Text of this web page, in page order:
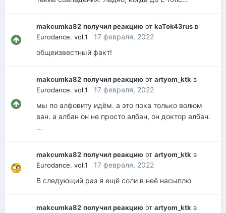
makcumka82 получил реакцию от kaTok43rus в
Eurodance. vol.1
17 февраля, 2022
общеизвестный факт!
makcumka82 получил реакцию от artyom_ktk в
Eurodance. vol.1
17 февраля, 2022
мы по алфовиту идём. а это пока только волюм
ван. а албан он не просто албан, он доктор албан.
...
makcumka82 получил реакцию от artyom_ktk в
Eurodance. vol.1
17 февраля, 2022
В следующий раз я ещё соли в неё насыплю
makcumka82 получил реакцию от artyom_ktk в